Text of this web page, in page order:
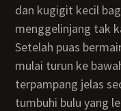
dan kugigit kecil
menggelinjang tak
Setelah puas bermain di bukit kembar tersebut aku
mulai turun ke
terpampang jelas
tumbuhi bulu yang